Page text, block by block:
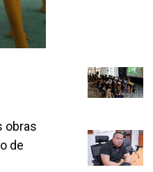
obras
de